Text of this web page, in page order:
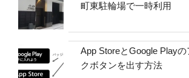
町東駐輪場で一時利用
App StoreとGoogle Play
クボタンを出す方法